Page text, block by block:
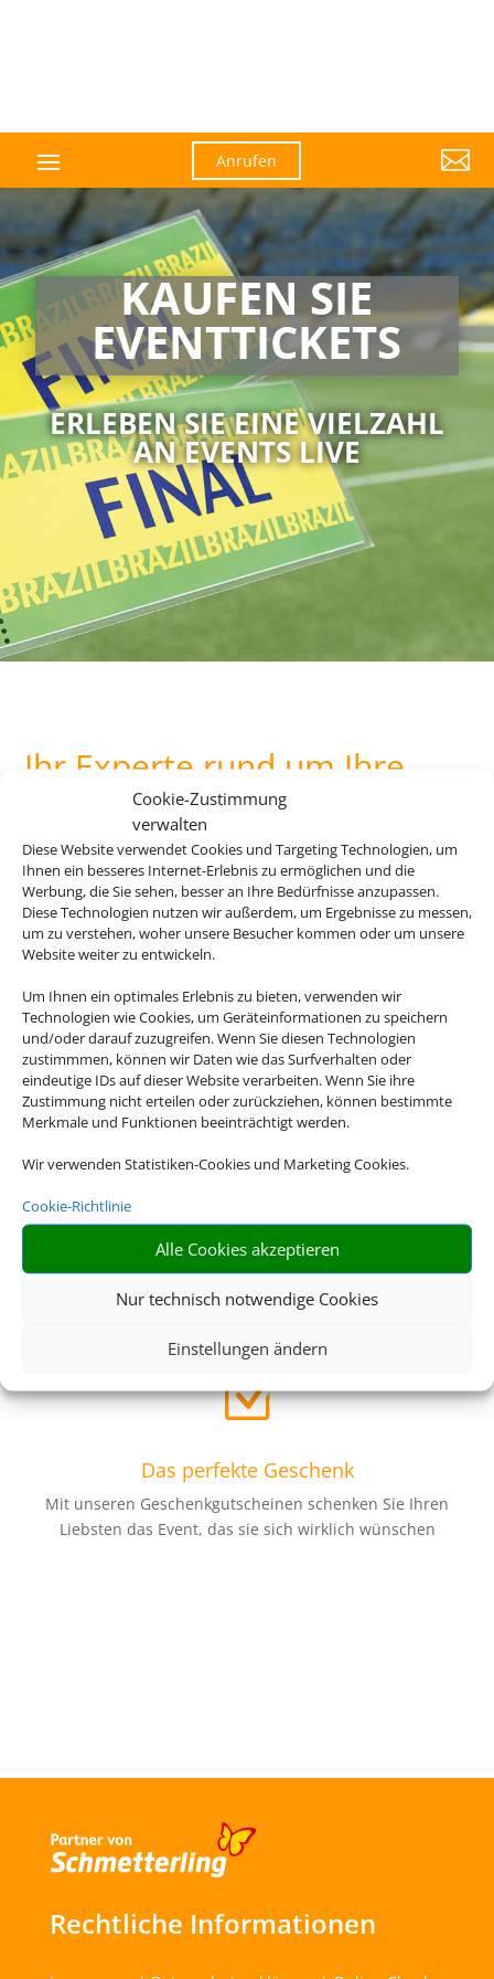
Cookie-Zustimmung
verwalten
Diese Website verwendet Cookies und Targeting Technologien, um
Ihnen ein besseres Internet-Erlebnis zu ermöglichen und die
Werbung, die Sie sehen, besser an Ihre Bedürfnisse anzupassen.
Diese Technologien nutzen wir außerdem, um Ergebnisse zu messen,
um zu verstehen, woher unsere Besucher kommen oder um unsere
Website weiter zu entwickeln.
Um Ihnen ein optimales Erlebnis zu bieten, verwenden wir
Technologien wie Cookies, um Geräteinformationen zu speichern
und/oder darauf zuzugreifen. Wenn Sie diesen Technologien
zustimmmen, können wir Daten wie das Surfverhalten oder
eindeutige IDs auf dieser Website verarbeiten. Wenn Sie ihre
Zustimmung nicht erteilen oder zurückziehen, können bestimmte
Merkmale und Funktionen beeinträchtigt werden.
Wir verwenden Statistiken-Cookies und Marketing Cookies.
Cookie-Richtlinie
Alle Cookies akzeptieren
Nur technisch notwendige Cookies
Einstellungen ändern
Anrufen 
KAUFEN SIE
EVENTTICKETS
ERLEBEN SIE EINE VIELZAHL
AN EVENTS LIVE
Ihr Experte rund um Ihre
Lieblingsevents.
Bei uns finden Sie Tickets für über 20.000 Events weltweit.
Egal ob Musicals, Konzerte, Opern oder Sportevents, wir
haben immer das Passende für Sie.
Z
Riesige Auswahl
Wählen Sie aus über 20.000 Events weltweit
Z
Genau mein Ding
Musicals, Opern, Konzerte, Sportevents – Bei uns finden Sie
Z
Das perfekte Geschenk
Mit unseren Geschenkgutscheinen schenken Sie Ihren
Liebsten das Event, das sie sich wirklich wünschen
Rechtliche Informationen